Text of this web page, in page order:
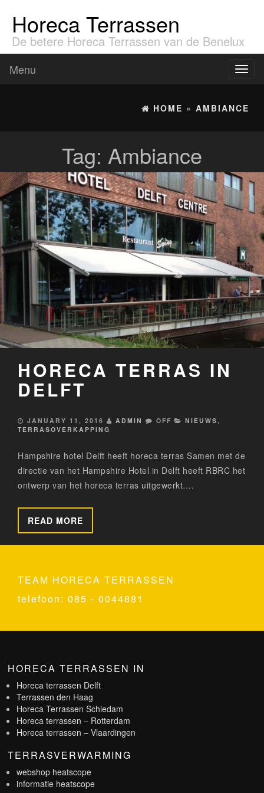
Horeca Terrassen
De betere Horeca Terrassen van de Benelux
Menu
HOME » AMBIANCE
Tag: Ambiance
HORECA TERRAS IN
DELFT
JANUARY 11, 2016 ADMIN OFF NIEUWS,
TERRASOVERKAPPING
Hampshire hotel Delft heeft horeca terras Samen met de
directie van het Hampshire Hotel in Delft heeft RBRC het
ontwerp van het horeca terras uitgewerkt….
READ MORE
TEAM HORECA TERRASSEN
telefoon: 085 - 0044881
HORECA TERRASSEN IN
Horeca terrassen Delft
Terrassen den Haag
Horeca Terrassen Schiedam
Horeca terrassen – Rotterdam
Horeca terrassen – Vlaardingen
TERRASVERWARMING
webshop heatscope
informatie heatscope